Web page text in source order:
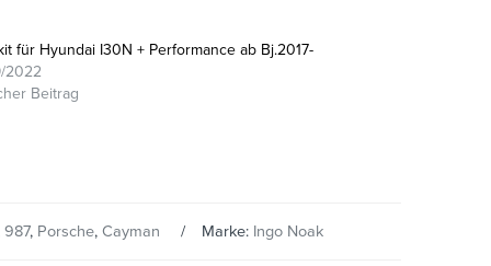
für Hyundai I30N + Performance ab Bj.2017-
2022
Beitrag
987, Porsche, Cayman Marke: Ingo Noak